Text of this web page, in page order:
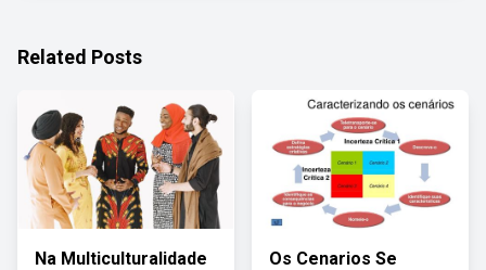
Related Posts
Na Multiculturalidade
Os Cenarios Se